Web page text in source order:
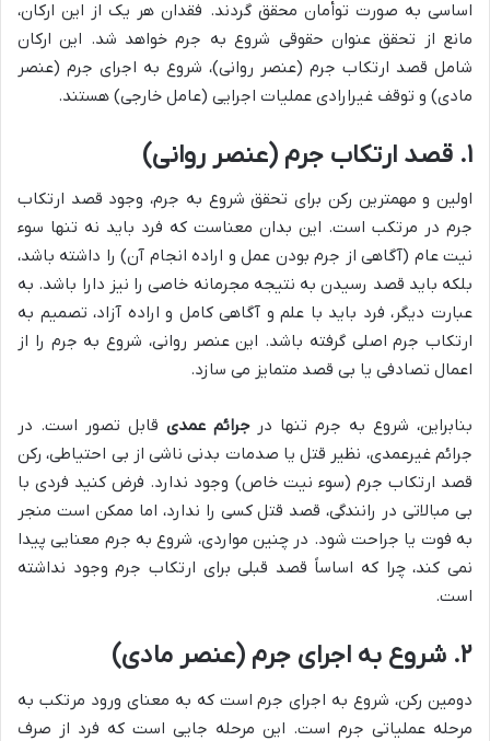
اساسی به صورت توأمان محقق گردند. فقدان هر یک از این ارکان،
مانع از تحقق عنوان حقوقی شروع به جرم خواهد شد. این ارکان
شامل قصد ارتکاب جرم (عنصر روانی)، شروع به اجرای جرم (عنصر
مادی) و توقف غیرارادی عملیات اجرایی (عامل خارجی) هستند.
۱. قصد ارتکاب جرم (عنصر روانی)
اولین و مهمترین رکن برای تحقق شروع به جرم، وجود قصد ارتکاب
جرم در مرتکب است. این بدان معناست که فرد باید نه تنها سوء
نیت عام (آگاهی از جرم بودن عمل و اراده انجام آن) را داشته باشد،
بلکه باید قصد رسیدن به نتیجه مجرمانه خاصی را نیز دارا باشد. به
عبارت دیگر، فرد باید با علم و آگاهی کامل و اراده آزاد، تصمیم به
ارتکاب جرم اصلی گرفته باشد. این عنصر روانی، شروع به جرم را از
اعمال تصادفی یا بی قصد متمایز می سازد.
بنابراین، شروع به جرم تنها درجرائم عمدی قابل تصور است. در
جرائم غیرعمدی، نظیر قتل یا صدمات بدنی ناشی از بی احتیاطی، رکن
قصد ارتکاب جرم (سوء نیت خاص) وجود ندارد. فرض کنید فردی با
بی مبالاتی در رانندگی، قصد قتل کسی را ندارد، اما ممکن است منجر
به فوت یا جراحت شود. در چنین مواردی، شروع به جرم معنایی پیدا
نمی کند، چرا که اساساً قصد قبلی برای ارتکاب جرم وجود نداشته
است.
۲. شروع به اجرای جرم (عنصر مادی)
دومین رکن، شروع به اجرای جرم است که به معنای ورود مرتکب به
مرحله عملیاتی جرم است. این مرحله جایی است که فرد از صرف